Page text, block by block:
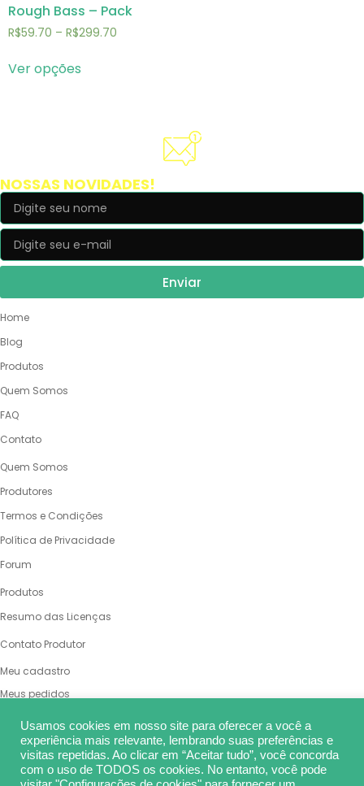
Rough Bass – Pack
R$59.70 – R$299.70
Ver opções
NOSSAS NOVIDADES!
Enviar
Home
Blog
Produtos
Quem Somos
FAQ
Contato
Quem Somos
Produtores
Termos e Condições
Política de Privacidade
Forum
Produtos
Resumo das Licenças
Contato Produtor
Meu cadastro
Meus pedidos
Endereço de cobrança
Alterar senha
REDES SOCIAIS
Usamos cookies em nosso site para oferecer a você a
experiência mais relevante, lembrando suas preferências e
visitas repetidas. Ao clicar em “Aceitar tudo”, você concorda
com o uso de TODOS os cookies. No entanto, você pode